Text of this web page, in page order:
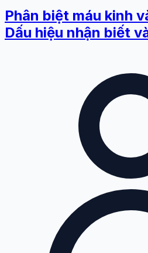
Phân biệt máu kinh
Dấu hiệu nhận biết